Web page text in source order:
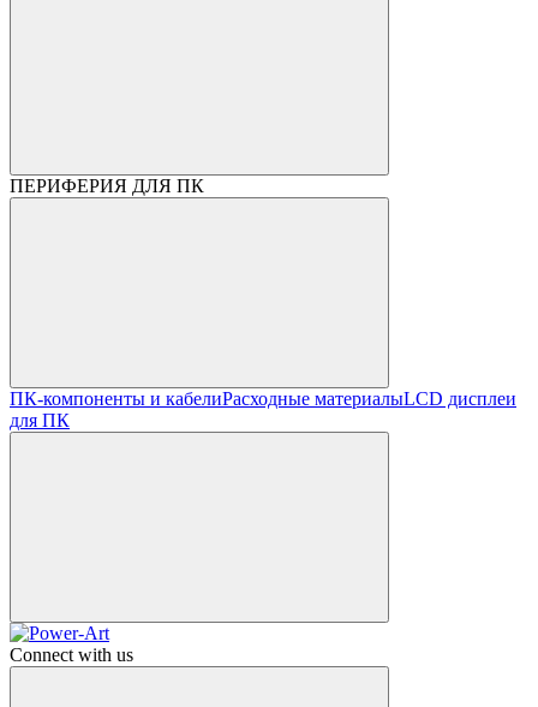
ПЕРИФЕРИЯ ДЛЯ ПК
ПК-компоненты и кабелиРасходные материалыLCD дисплеи
для ПК
Connect with us